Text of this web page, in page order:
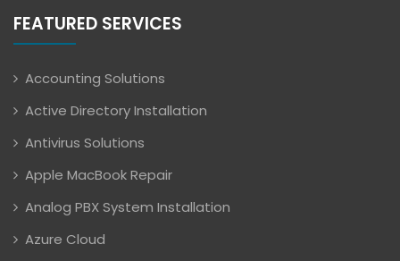
FEATURED SERVICES
Accounting Solutions
Active Directory Installation
Antivirus Solutions
Apple MacBook Repair
Analog PBX System Installation
Azure Cloud